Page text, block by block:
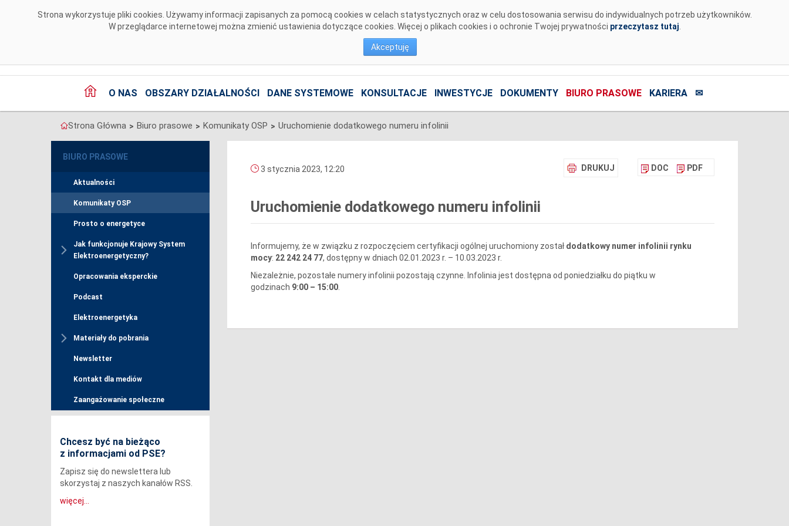
Strona wykorzystuje pliki cookies. Używamy informacji zapisanych za pomocą cookies w celach statystycznych oraz w celu dostosowania serwisu do indywidualnych potrzeb użytkowników.
W przeglądarce internetowej można zmienić ustawienia dotyczące cookies. Więcej o plikach cookies i o ochronie Twojej prywatności przeczytasz tutaj
Akceptuję
O NAS OBSZARY DZIAŁALNOŚCI DANE SYSTEMOWE KONSULTACJE INWESTYCJE DOKUMENTY BIURO PRASOWE KARIERA ✉
Strona Główna > Biuro prasowe > Komunikaty OSP > Uruchomienie dodatkowego numeru infolinii
BIURO PRASOWE
Aktualności
Komunikaty OSP
Prosto o energetyce
Jak funkcjonuje Krajowy System
Elektroenergetyczny?
Opracowania eksperckie
Podcast
Elektroenergetyka
Materiały do pobrania
Newsletter
Kontakt dla mediów
Zaangażowanie społeczne
Chcesz być na bieżąco
z informacjami od PSE?
Zapisz się do newslettera lub
skorzystaj z naszych kanałów RSS.
więcej...
DRUKUJ DOC PDF
3 stycznia 2023, 12:20
Uruchomienie dodatkowego numeru infolinii
Informujemy, że w związku z rozpoczęciem certyfikacji ogólnej uruchomiony został dodatkowy numer infolinii rynku
mocy: 22 242 24 77, dostępny w dniach 02.01.2023 r. – 10.03.2023 r.
Niezależnie, pozostałe numery infolinii pozostają czynne. Infolinia jest dostępna od poniedziałku do piątku w
godzinach 9:00 – 15:00.